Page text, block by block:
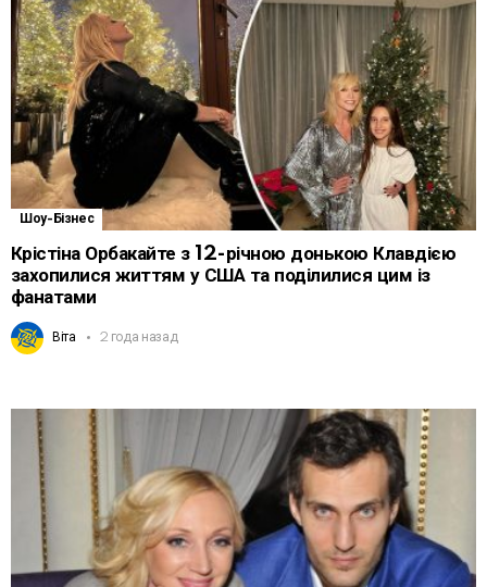
Шоу-Бізнес
Крістіна Орбакайте з 12-річною донькою Клавдією
захопилися життям у США та поділилися цим із
фанатами
Віта 2 года назад